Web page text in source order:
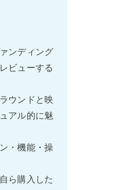
ンディング
ビューする
ウンドと映
アル的に魅
・機能・操
ら購入した